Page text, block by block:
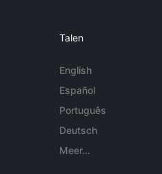
Talen
English
Español
Português
Deutsch
Meer...